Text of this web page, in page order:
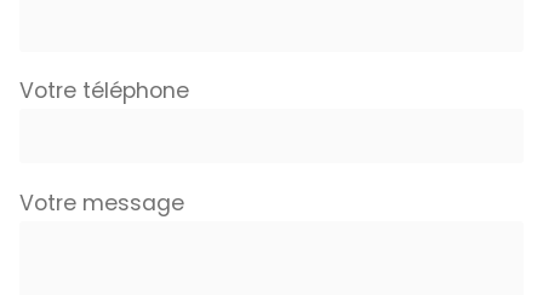
Votre téléphone
Votre message